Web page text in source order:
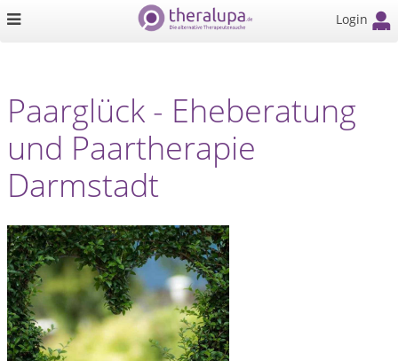
Login
Paarglück - Eheberatung
und Paartherapie
Darmstadt